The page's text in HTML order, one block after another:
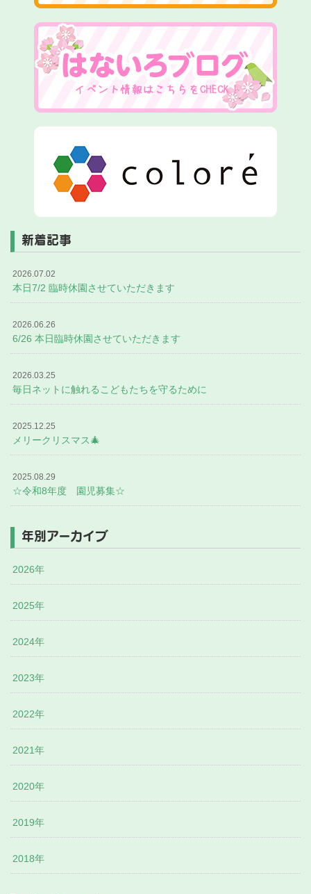
新着記事
2026.07.02
本日7/2 臨時休園させていただきます
2026.06.26
6/26 本日臨時休園させていただきます
2026.03.25
毎日ネットに触れるこどもたちを守るために
2025.12.25
メリークリスマス🎄
2025.08.29
☆令和8年度 園児募集☆
年別アーカイブ
2026年
2025年
2024年
2023年
2022年
2021年
2020年
2019年
2018年